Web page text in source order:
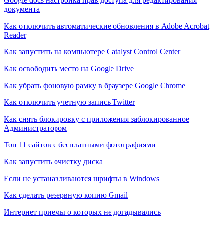
документа
Как отключить автоматические обновления в Adobe Acrobat
Reader
Как запустить на компьютере Catalyst Control Center
Как освободить место на Google Drive
Как убрать фоновую рамку в браузере Google Chrome
Как отключить учетную запись Twitter
Как снять блокировку с приложения заблокированное
Администратором
Топ 11 сайтов с бесплатными фотографиями
Как запустить очистку диска
Если не устанавливаются шрифты в Windows
Как сделать резервную копию Gmail
Интернет приемы о которых не догадывались